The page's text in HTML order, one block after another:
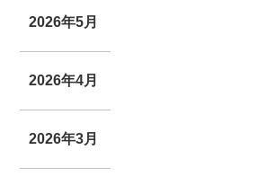
2026年5月
2026年4月
2026年3月